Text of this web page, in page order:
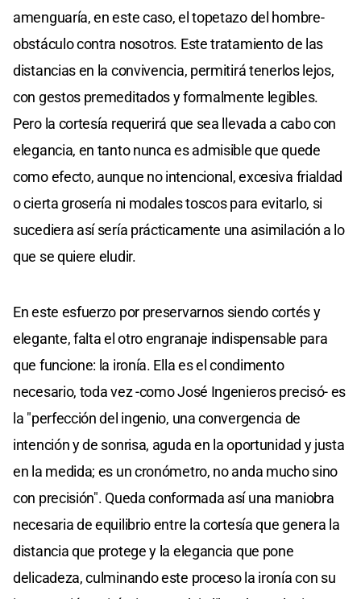
amenguaría, en este caso, el topetazo del hombre-
obstáculo contra nosotros. Este tratamiento de las
distancias en la convivencia, permitirá tenerlos lejos,
con gestos premeditados y formalmente legibles.
Pero la cortesía requerirá que sea llevada a cabo con
elegancia, en tanto nunca es admisible que quede
como efecto, aunque no intencional, excesiva frialdad
o cierta grosería ni modales toscos para evitarlo, si
sucediera así sería prácticamente una asimilación a lo
que se quiere eludir.
En este esfuerzo por preservarnos siendo cortés y
elegante, falta el otro engranaje indispensable para
que funcione: la ironía. Ella es el condimento
necesario, toda vez -como José Ingenieros precisó- es
la "perfección del ingenio, una convergencia de
intención y de sonrisa, aguda en la oportunidad y justa
en la medida; es un cronómetro, no anda mucho sino
con precisión". Queda conformada así una maniobra
necesaria de equilibrio entre la cortesía que genera la
distancia que protege y la elegancia que pone
delicadeza, culminando este proceso la ironía con su